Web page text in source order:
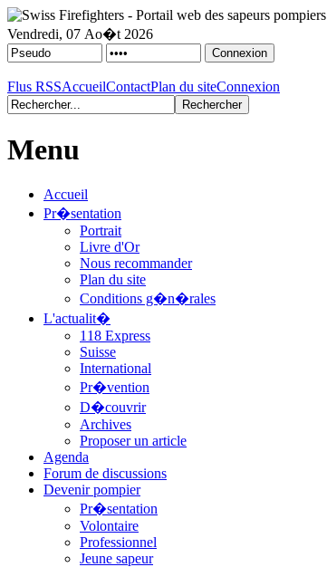
Vendredi, 07 Ao�t 2026
Flus RSSAccueilContactPlan du siteConnexion
Menu
Accueil
Pr�sentation
Portrait
Livre d'Or
Nous recommander
Plan du site
Conditions g�n�rales
L'actualit�
118 Express
Suisse
International
Pr�vention
D�couvrir
Archives
Proposer un article
Agenda
Forum de discussions
Devenir pompier
Pr�sentation
Volontaire
Professionnel
Jeune sapeur